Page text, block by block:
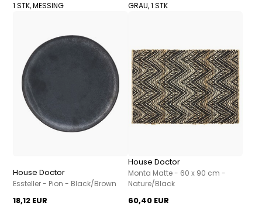
1 STK, MESSING GRAU, 1 STK
House Doctor
Essteller - Pion - Black/Brown
18,12 EUR
House Doctor
Monta Matte - 60 x 90 cm -
Nature/Black
60,40 EUR